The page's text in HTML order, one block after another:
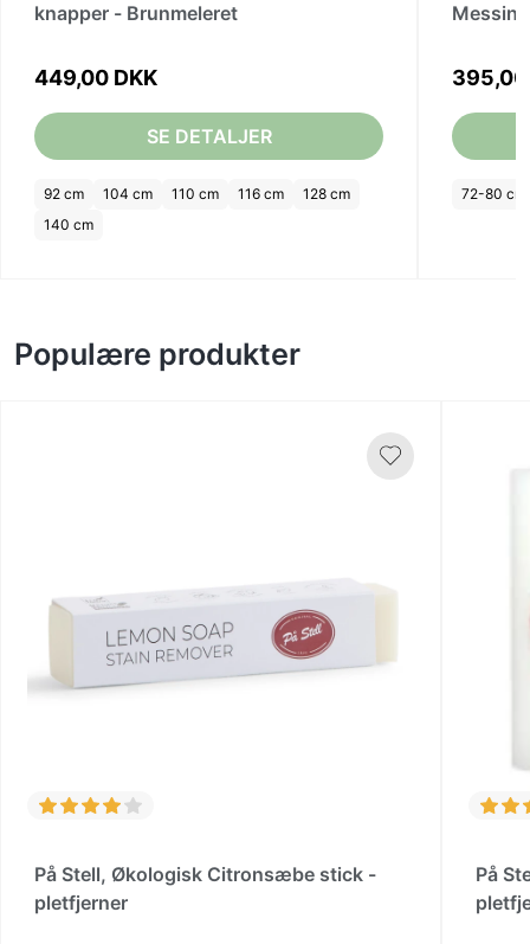
knapper - Brunmeleret
449,00 DKK
SE DETALJER
92 cm 104 cm 110 cm 116 cm
128 cm
140 cm
Messing
395,00
72-80 cm
Populære produkter
På Stell, Økologisk Citronsæbe stick -
pletfjerner
På